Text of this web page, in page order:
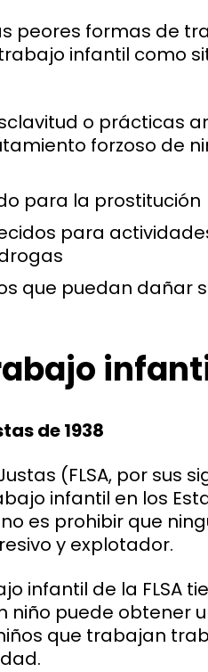
peores formas de
infantil como
o prácticas
forzoso de
para la prostitución
para
que puedan dañar
infantil
de 1938
(FLSA, por sus
infantil en los
es prohibir que
y explotador.
infantil de la FLSA
niño puede obtener
que trabajan